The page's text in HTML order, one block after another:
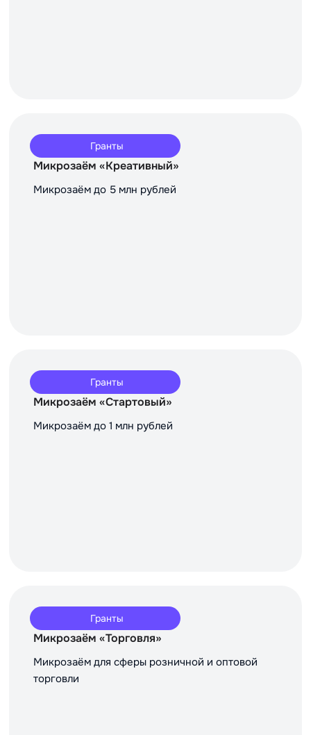
Гранты
Микрозаём «Креативный»
Микрозаём до 5 млн рублей
Гранты
Микрозаём «Стартовый»
Микрозаём до 1 млн рублей
Гранты
Микрозаём «Торговля»
Микрозаём для сферы розничной и оптовой
торговли